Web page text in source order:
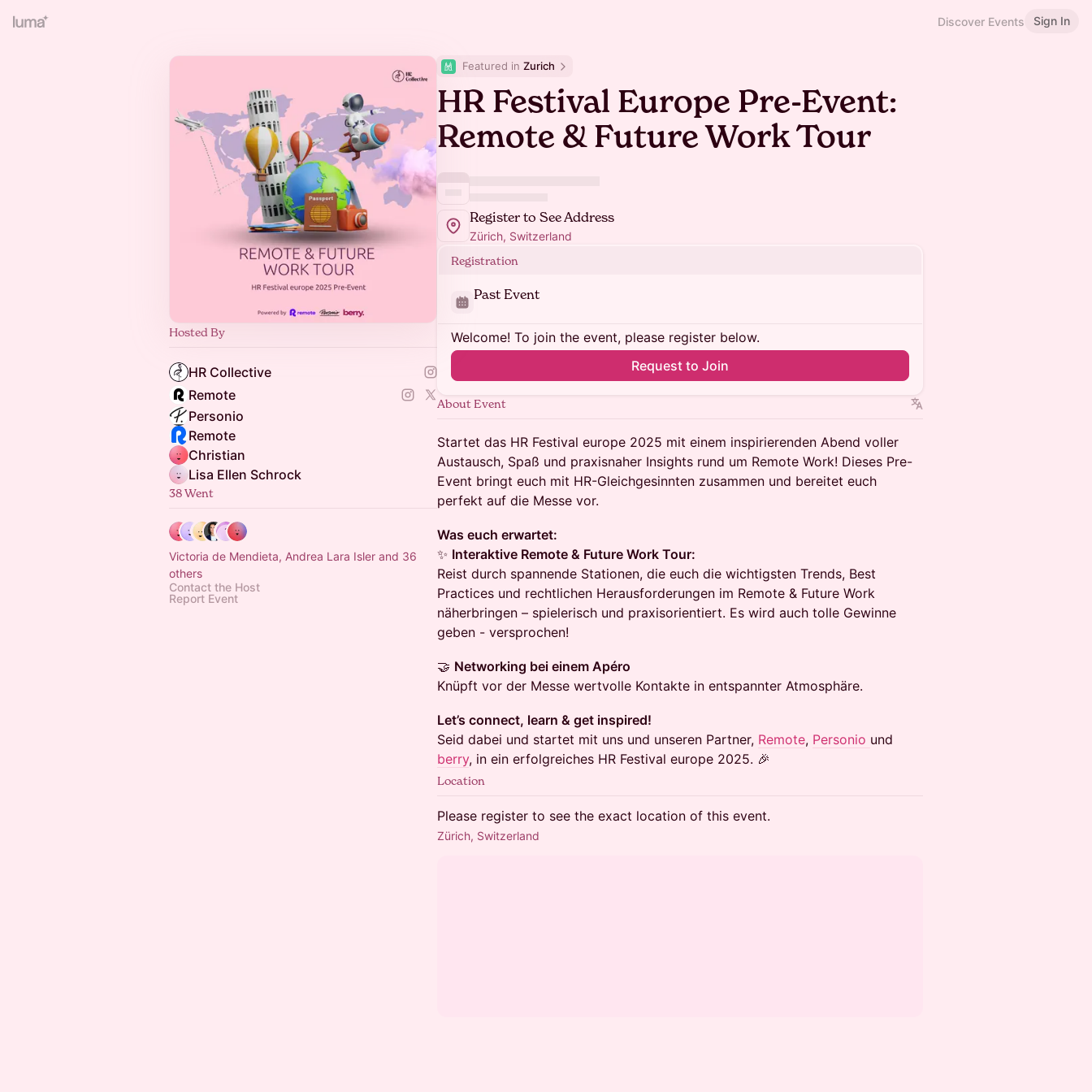
Discover Events Sign In
Hosted By
HR Collective
Remote
Personio
Remote
Christian
Lisa Ellen Schrock
38 Went
Victoria de Mendieta, Andrea Lara Isler and 36
others
Contact the Host
Report Event
Featured in Zurich
HR Festival Europe Pre-Event:
Remote & Future Work Tour
Register to See Address
Zürich, Switzerland
Registration
Past Event
Welcome! To join the event, please register below.
Request to Join
About Event
Startet das HR Festival europe 2025 mit einem inspirierenden Abend voller
Austausch, Spaß und praxisnaher Insights rund um Remote Work! Dieses Pre-
Event bringt euch mit HR-Gleichgesinnten zusammen und bereitet euch
perfekt auf die Messe vor.
Was euch erwartet:
✨ Interaktive Remote & Future Work Tour:
Reist durch spannende Stationen, die euch die wichtigsten Trends, Best
Practices und rechtlichen Herausforderungen im Remote & Future Work
näherbringen – spielerisch und praxisorientiert. Es wird auch tolle Gewinne
geben - versprochen!
🤝 Networking bei einem Apéro
Knüpft vor der Messe wertvolle Kontakte in entspannter Atmosphäre.
Let’s connect, learn & get inspired!
Seid dabei und startet mit uns und unseren Partner, Remote, Personio und
berry, in ein erfolgreiches HR Festival europe 2025. 🎉
Location
Please register to see the exact location of this event.
Zürich, Switzerland